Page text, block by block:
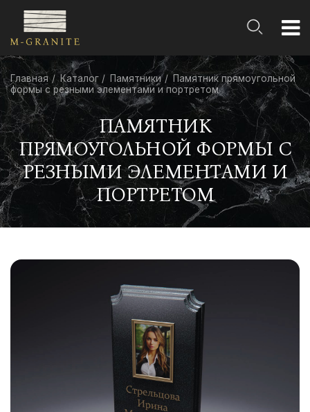
Главная Каталог Памятники
Памятник прямоугольной
формы с резными элементами и портретом
ПАМЯТНИК
ПРЯМОУГОЛЬНОЙ ФОРМЫ С
РЕЗНЫМИ ЭЛЕМЕНТАМИ И
ПОРТРЕТОМ